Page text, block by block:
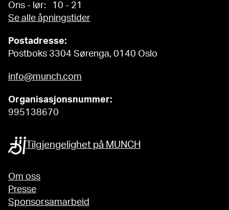
Ons - lør: 10 - 21
Se alle åpningstider
Postadresse:
Postboks 3304 Sørenga, 0140 Oslo
info@munch.com
Organisasjonsnummer:
995138670
Tilgjengelighet på MUNCH
Om oss
Presse
Sponsorsamarbeid